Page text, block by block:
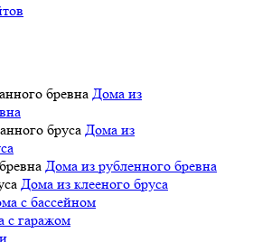
Дома из
Дома из
Дома из рубленного бревна
Дома из клееного бруса
с бассейном
с гаражом